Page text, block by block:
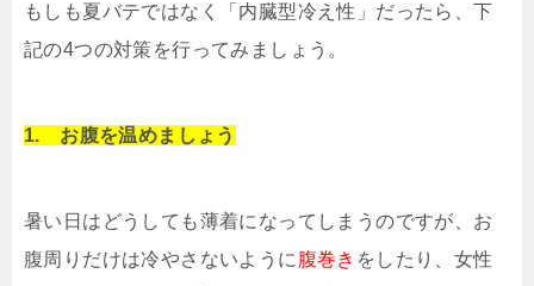
もしも夏バテではなく「内臓型冷え性」だったら、下
記の4つの対策を行ってみましょう。
1. お腹を温めましょう
暑い日はどうしても薄着になってしまうのですが、お
腹周りだけは冷やさないように 腹巻き をしたり、女性